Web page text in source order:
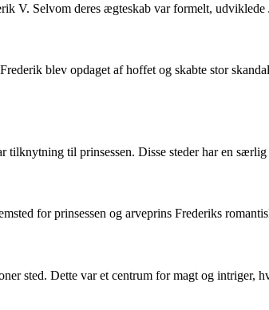
V. Selvom deres ægteskab var formelt,
blev opdaget af hoffet og skabte stor
tilknytning til prinsessen. Disse steder har en
for prinsessen og arveprins Frederiks
sted. Dette var et centrum for magt og